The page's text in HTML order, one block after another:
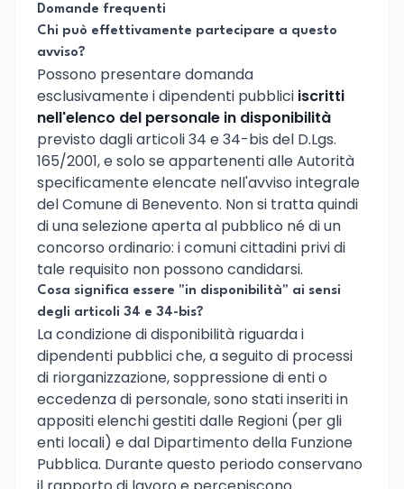
Domande frequenti
Chi può effettivamente partecipare a questo
avviso?
Possono presentare domanda
esclusivamente i dipendenti pubblici iscritti
nell'elenco del personale in disponibilità
previsto dagli articoli 34 e 34-bis del D.Lgs.
165/2001, e solo se appartenenti alle Autorità
specificamente elencate nell'avviso integrale
del Comune di Benevento. Non si tratta quindi
di una selezione aperta al pubblico né di un
concorso ordinario: i comuni cittadini privi di
tale requisito non possono candidarsi.
Cosa significa essere "in disponibilità" ai sensi
degli articoli 34 e 34-bis?
La condizione di disponibilità riguarda i
dipendenti pubblici che, a seguito di processi
di riorganizzazione, soppressione di enti o
eccedenza di personale, sono stati inseriti in
appositi elenchi gestiti dalle Regioni (per gli
enti locali) e dal Dipartimento della Funzione
Pubblica. Durante questo periodo conservano